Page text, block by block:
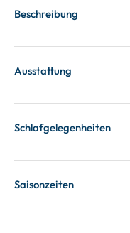
Beschreibung
Ausstattung
Schlafgelegenheiten
Saisonzeiten